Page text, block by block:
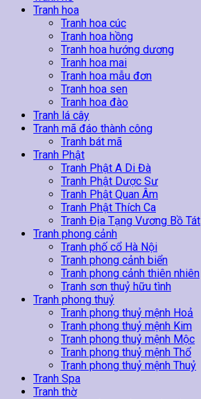
Tranh hoa
Tranh hoa cúc
Tranh hoa hồng
Tranh hoa hướng dương
Tranh hoa mai
Tranh hoa mẫu đơn
Tranh hoa sen
Tranh hoa đào
Tranh lá cây
Tranh mã đáo thành công
Tranh bát mã
Tranh Phật
Tranh Phật A Di Đà
Tranh Phật Dược Sư
Tranh Phật Quan Âm
Tranh Phật Thích Ca
Tranh Địa Tạng Vương Bồ Tát
Tranh phong cảnh
Tranh phố cổ Hà Nội
Tranh phong cảnh biển
Tranh phong cảnh thiên nhiên
Tranh sơn thuỷ hữu tình
Tranh phong thuỷ
Tranh phong thuỷ mệnh Hoả
Tranh phong thuỷ mệnh Kim
Tranh phong thuỷ mệnh Mộc
Tranh phong thuỷ mệnh Thổ
Tranh phong thuỷ mệnh Thuỷ
Tranh Spa
Tranh thờ